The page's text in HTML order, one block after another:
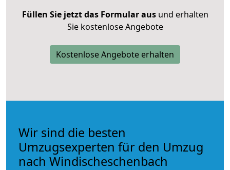
Füllen Sie jetzt das Formular ausund erhalten
Sie kostenlose Angebote
Kostenlose Angebote erhalten
Wir sind die besten
Umzugsexperten für den Umzug
nach Windischeschenbach